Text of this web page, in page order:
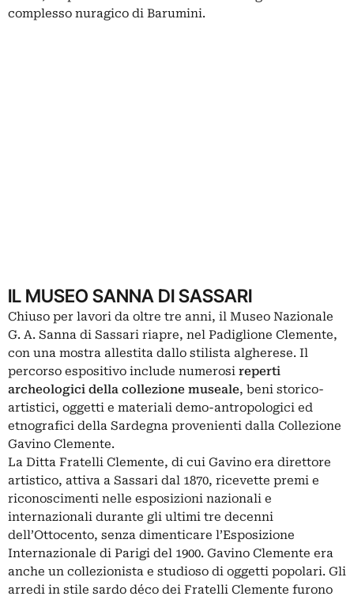
complesso nuragico di Barumini.
IL MUSEO SANNA DI SASSARI
Chiuso per lavori da oltre tre anni, il Museo Nazionale
G. A. Sanna di Sassari riapre, nel Padiglione Clemente,
con una mostra allestita dallo stilista algherese. Il
percorso espositivo include numerosi reperti
archeologici della collezione museale, beni storico-
artistici, oggetti e materiali demo-antropologici ed
etnografici della Sardegna provenienti dalla Collezione
Gavino Clemente.
La Ditta Fratelli Clemente, di cui Gavino era direttore
artistico, attiva a Sassari dal 1870, ricevette premi e
riconoscimenti nelle esposizioni nazionali e
internazionali durante gli ultimi tre decenni
dell’Ottocento, senza dimenticare l’Esposizione
Internazionale di Parigi del 1900. Gavino Clemente era
anche un collezionista e studioso di oggetti popolari. Gli
arredi in stile sardo déco dei Fratelli Clemente furono